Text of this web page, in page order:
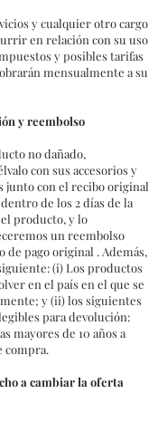
y cualquier otro cargo
en relación con su uso
y posibles tarifas
mensualmente a su
y reembolso
no dañado,
con sus accesorios y
junto con el recibo original
de los 2 días de la
producto, y lo
un reembolso
de pago original . Además,
(i) Los productos
en el país en el que se
y (ii) los siguientes
para devolución:
mayores de 10 años a
compra.
a cambiar la oferta